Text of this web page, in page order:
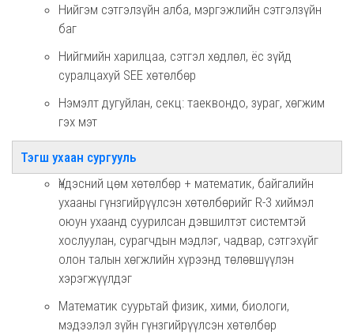
Нийгэм сэтгэлзүйн алба, мэргэжлийн сэтгэлзүйн
баг
Нийгмийн харилцаа, сэтгэл хөдлөл, ёс зүйд
суралцахуй SEE хөтөлбөр
Нэмэлт дугуйлан, секц: таеквондо, зураг, хөгжим
гэх мэт
Тэгш ухаан сургууль
Үндэсний цөм хөтөлбөр + математик, байгалийн
ухааны гүнзгийрүүлсэн хөтөлбөрийг R-3 хиймэл
оюун ухаанд суурилсан дэвшилтэт системтэй
хослуулан, сурагчдын мэдлэг, чадвар, сэтгэхүйг
олон талын хөгжлийн хүрээнд төлөвшүүлэн
хэрэгжүүлдэг
Математик суурьтай физик, хими, биологи,
мэдээлэл зүйн гүнзгийрүүлсэн хөтөлбөр